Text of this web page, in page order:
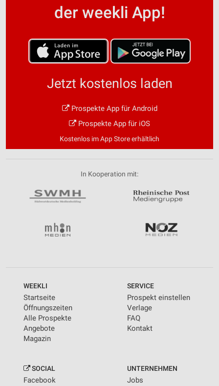
der weekli App!
Jetzt kostenlos laden
Prospekte App für Android
Prospekte App für iOS
Kostenlos im App Store erhältlich
In Kooperation mit:
WEEKLI
Startseite
Öffnungszeiten
Alle Prospekte
Angebote
Magazin
SERVICE
Prospekt einstellen
Verlage
FAQ
Kontakt
SOCIAL
Facebook
UNTERNEHMEN
Jobs